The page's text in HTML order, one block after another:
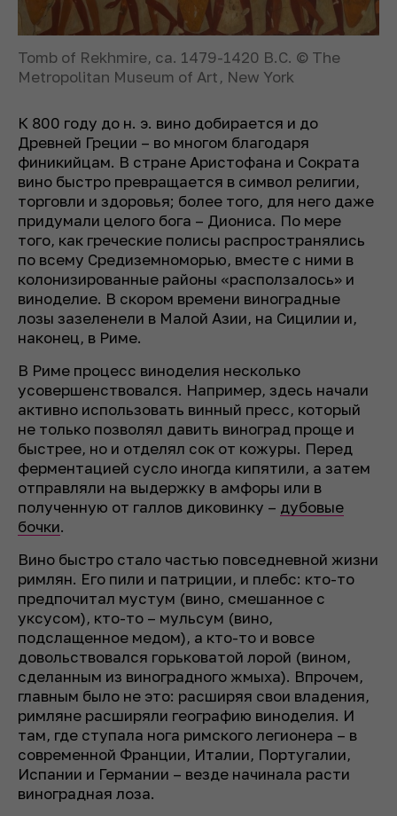
Tomb of Rekhmire, ca. 1479-1420 B.C. © The
Metropolitan Museum of Art, New York
К 800 году до н. э. вино добирается и до
Древней Греции – во многом благодаря
финикийцам. В стране Аристофана и Сократа
вино быстро превращается в символ религии,
торговли и здоровья; более того, для него даже
придумали целого бога – Диониса. По мере
того, как греческие полисы распространялись
по всему Средиземноморью, вместе с ними в
колонизированные районы «расползалось» и
виноделие. В скором времени виноградные
лозы зазеленели в Малой Азии, на Сицилии и,
наконец, в Риме.
В Риме процесс виноделия несколько
усовершенствовался. Например, здесь начали
активно использовать винный пресс, который
не только позволял давить виноград проще и
быстрее, но и отделял сок от кожуры. Перед
ферментацией сусло иногда кипятили, а затем
отправляли на выдержку в амфоры или в
полученную от галлов диковинку – дубовые
бочки.
Вино быстро стало частью повседневной жизни
римлян. Его пили и патриции, и плебс: кто-то
предпочитал мустум (вино, смешанное с
уксусом), кто-то – мульсум (вино,
подслащенное медом), а кто-то и вовсе
довольствовался горьковатой лорой (вином,
сделанным из виноградного жмыха). Впрочем,
главным было не это: расширяя свои владения,
римляне расширяли географию виноделия. И
там, где ступала нога римского легионера – в
современной Франции, Италии, Португалии,
Испании и Германии – везде начинала расти
виноградная лоза.